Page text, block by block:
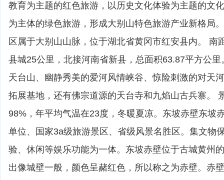
教育为主题的红色旅游，以历史文化体验为主题的文
为主体的绿色旅游，形成大别山特色旅游产业新格局
区属于大别山山脉，位于湖北省黄冈市红安县内。 南
县城25公里，北接河南省新县，总面积63.87平方公
天台山、幽静秀美的爱河风情峡谷、惊险刺激的对天
拓展基地，还有佛宗道源的天台寺和九焰山古兵寨。
98%，年平均气温在23度，冬暖夏凉。东坡赤壁东坡
单位、国家3a级旅游景区、省级风景名胜区。集文物
验、休闲等娱乐功能为一体。东坡赤壁位于古城黄州
出像城壁一般，颜色呈赭红色，所以称之为赤壁。赤